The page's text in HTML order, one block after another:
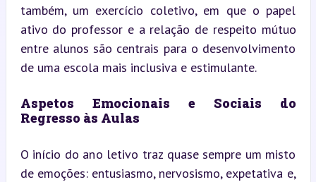
também, um exercício coletivo, em que o papel
ativo do professor e a relação de respeito mútuo
entre alunos são centrais para o desenvolvimento
de uma escola mais inclusiva e estimulante.
Aspetos Emocionais e Sociais do
Regresso às Aulas
O início do ano letivo traz quase sempre um misto
de emoções: entusiasmo, nervosismo, expetativa e,